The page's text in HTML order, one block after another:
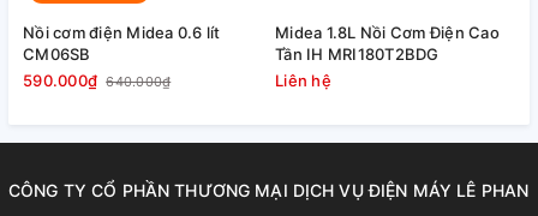
Nồi cơm điện Midea 0.6 lít
CM06SB
590.000₫ 640.000₫
Midea 1.8L Nồi Cơm Điện Cao
Tần IH MRI180T2BDG
Liên hệ
CÔNG TY CỔ PHẦN THƯƠNG MẠI DỊCH VỤ ĐIỆN MÁY LÊ PHAN